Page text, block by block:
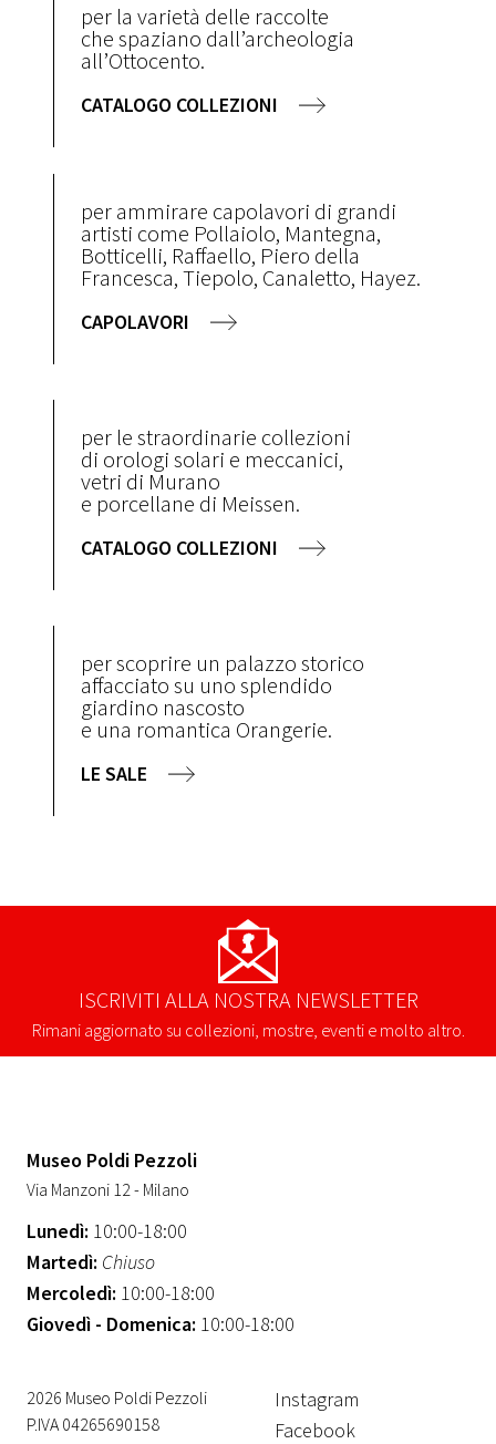
per la varietà delle raccolte
che spaziano dall’archeologia
all’Ottocento.
CATALOGO COLLEZIONI
per ammirare capolavori di grandi
artisti come Pollaiolo, Mantegna,
Botticelli, Raffaello, Piero della
Francesca, Tiepolo, Canaletto, Hayez.
CAPOLAVORI
per le straordinarie collezioni
di orologi solari e meccanici,
vetri di Murano
e porcellane di Meissen.
CATALOGO COLLEZIONI
per scoprire un palazzo storico
affacciato su uno splendido
giardino nascosto
e una romantica Orangerie.
LE SALE
ISCRIVITI ALLA NOSTRA NEWSLETTER
Rimani aggiornato su collezioni, mostre, eventi e molto altro.
Museo Poldi Pezzoli
Via Manzoni 12 - Milano
Lunedì: 10:00-18:00
Martedì: Chiuso
Mercoledì: 10:00-18:00
Giovedì - Domenica: 10:00-18:00
2026 Museo Poldi Pezzoli
P.IVA 04265690158
Instagram
Facebook